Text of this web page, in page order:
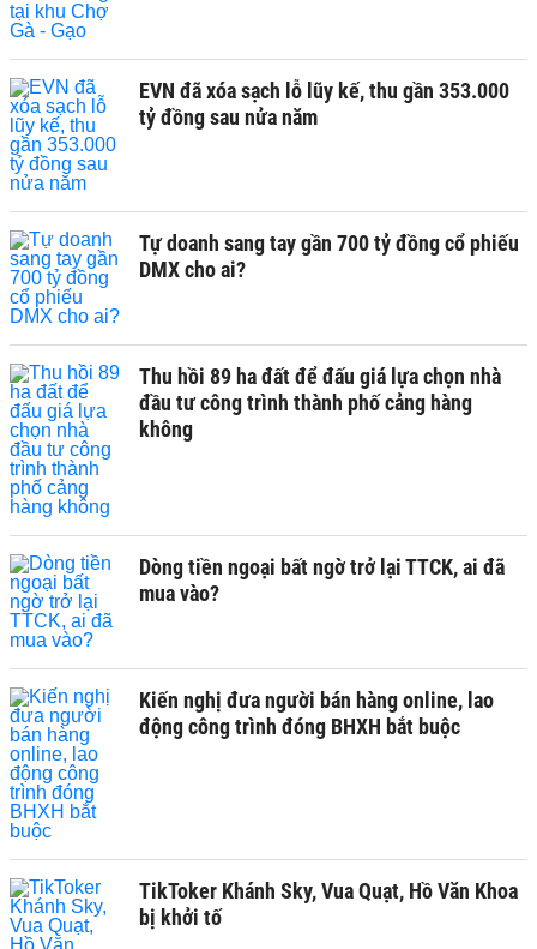
EVN đã xóa sạch lỗ lũy kế, thu gần 353.000
tỷ đồng sau nửa năm
Tự doanh sang tay gần 700 tỷ đồng cổ phiếu
DMX cho ai?
Thu hồi 89 ha đất để đấu giá lựa chọn nhà
đầu tư công trình thành phố cảng hàng
không
Dòng tiền ngoại bất ngờ trở lại TTCK, ai đã
mua vào?
Kiến nghị đưa người bán hàng online, lao
động công trình đóng BHXH bắt buộc
TikToker Khánh Sky, Vua Quạt, Hồ Văn Khoa
bị khởi tố